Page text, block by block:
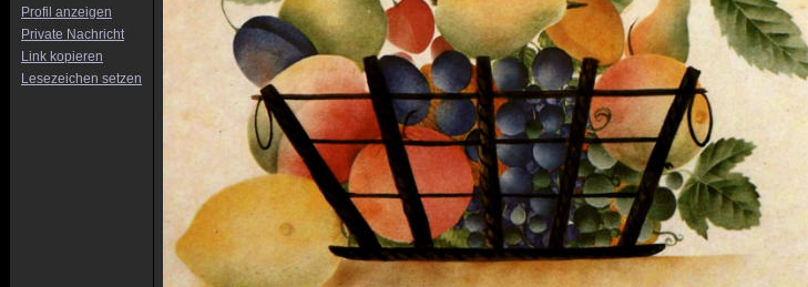
Profil anzeigen
Private Nachricht
Link kopieren
Lesezeichen setzen